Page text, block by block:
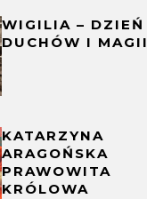
WIGILIA – DZIEŃ
DUCHÓW I MAGII
KATARZYNA
ARAGOŃSKA
PRAWOWITA
KRÓLOWA